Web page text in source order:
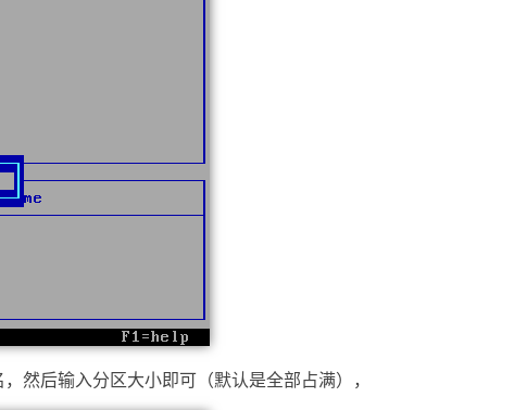
然后输入分区大小即可（默认是全部占满），